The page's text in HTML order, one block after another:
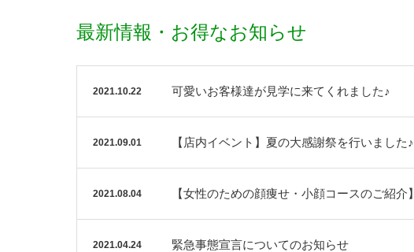
最新情報・お得なお知らせ
2021.10.22 可愛いお客様達が見学に来てくれました♪
2021.09.01 【店内イベント】夏の大感謝祭を行いました♪
2021.08.04 【女性のための顔痩せ・小顔コースのご紹介】
2021.04.24 緊急事態宣言についてのお知らせ